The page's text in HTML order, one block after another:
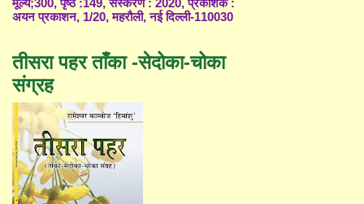
मूल्य;300, पृष्ठ :149, संस्करण : 2020, प्रकाशक :
अयन प्रकाशन, 1/20, महरौली, नई दिल्ली-110030
तीसरा पहर ताँका -सेदोका-चोका
संग्रह